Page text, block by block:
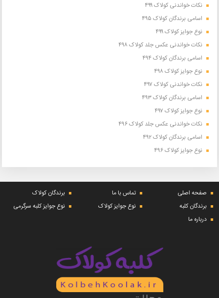
نکات خواندنی کولاک ۴۹۹
اسامی برندگان کولاک ۴۹۵
نوع جوایز کولاک ۴۹۹
نکات خواندنی عکس جلد کولاک ۴۹۸
اسامی برندگان کولاک ۴۹۴
نوع جوایز کولاک ۴۹۸
نکات خواندنی کولاک ۴۹۷
اسامی برندگان کولاک ۴۹۳
نوع جوایز کولاک ۴۹۷
نکات خواندنی عکس جلد کولاک ۴۹۶
اسامی برندگان کولاک ۴۹۲
نوع جوایز کولاک ۴۹۶
صفحه اصلی تماس با ما
برندگان کولاک
برندگان کلبه
نوع جوایز کولاک
نوع جوایز کلبه سرگرمی
درباره ما